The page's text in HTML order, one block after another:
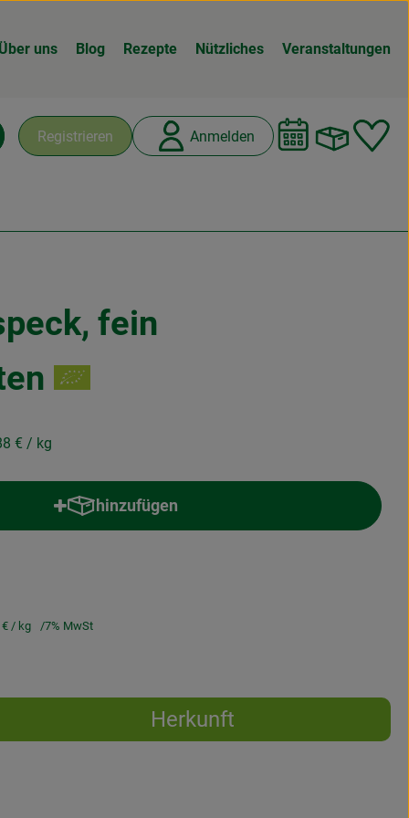
Über uns Blog Rezepte Nützliches Veranstaltungen
Registrieren Anmelden
fein
€ / kg
hinzufügen
Produkt zum Warenkorb hinzufügen
/ kg 7% MwSt
Herkunft